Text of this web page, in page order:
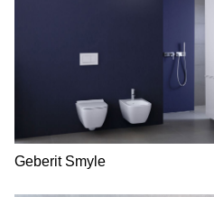
Geberit Smyle